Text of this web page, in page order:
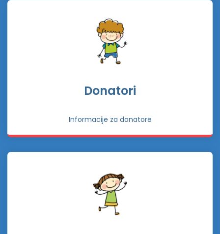
Donatori
Informacije za donatore